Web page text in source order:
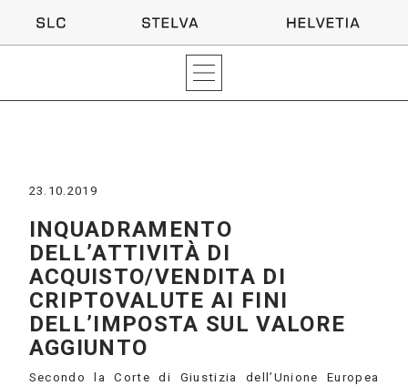
23.10.2019
INQUADRAMENTO
DELL’ATTIVITÀ DI
ACQUISTO/VENDITA DI
CRIPTOVALUTE AI FINI
DELL’IMPOSTA SUL VALORE
AGGIUNTO
Secondo la Corte di Giustizia dell’Unione Europea